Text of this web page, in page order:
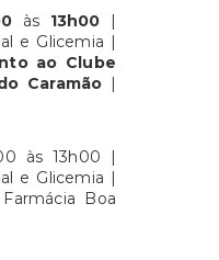
às 13h00 |
e Glicemia |
ao Clube
Caramão |
às 13h00 |
e Glicemia |
Boa